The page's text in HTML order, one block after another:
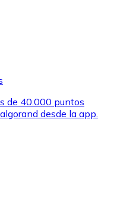
de 40.000 puntos
desde la app.